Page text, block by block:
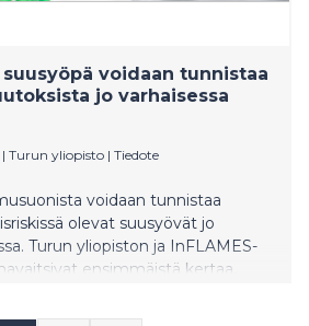
voidaan tunnistaa
jo varhaisessa
| Turun yliopisto | Tiedote
voidaan tunnistaa
olevat suusyövät jo
Turun yliopiston ja InFLAMES-
ensimmäistä kertaa,
proteiineja, jotka ennustavat